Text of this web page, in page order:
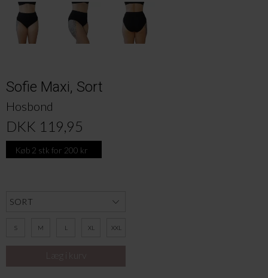
Sofie Maxi, Sort
Hosbond
DKK 119,95
Køb 2 stk for 200 kr
S M L XL XXL